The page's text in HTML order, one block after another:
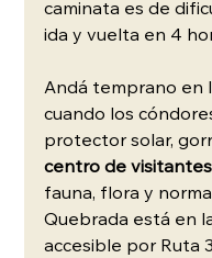
caminata es de
ida y vuelta en 4
Andá temprano en
cuando los
protector solar,
centro de
fauna, flora y
Quebrada está en
accesible por Ruta